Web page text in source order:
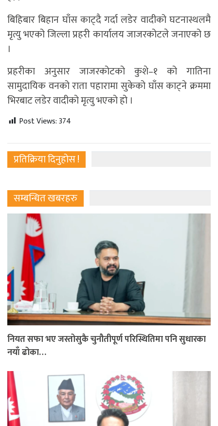
बिहिबार बिहान घाँस काट्दै गर्दा लडेर वादीको घटनास्थलमै
मृत्यु भएको जिल्ला प्रहरी कार्यालय जाजरकोटले जनाएको छ
।
प्रहरीका अनुसार जाजरकोटको कुशे–१ को गातिना
सामुदायिक वनको राता पहारामा सुकेको घाँस काट्ने क्रममा
भिरबाट लडेर वादीको मृत्यु भएको हो ।
Post Views:374
प्रतिक्रिया दिनुहोस !
सम्बन्धित खबरहरु
नियत सफा भए जस्तोसुकै चुनौतीपूर्ण परिस्थितिमा पनि सुधारका
नयाँ ढोका…